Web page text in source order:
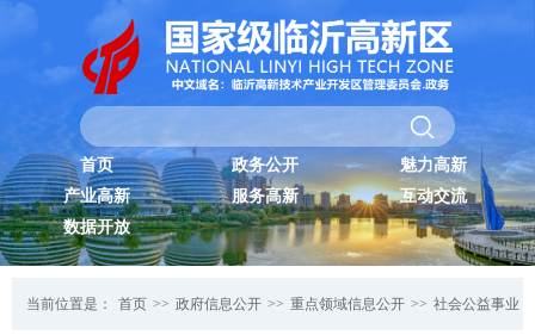
首页 政务公开
魅力高新
产业高新
服务高新
互动交流
数据开放
当前位置是： 首页 >> 政府信息公开 >> 重点领域信息公开 >> 社会公益事业